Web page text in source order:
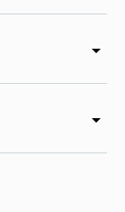
arrow_drop_down
arrow_drop_down